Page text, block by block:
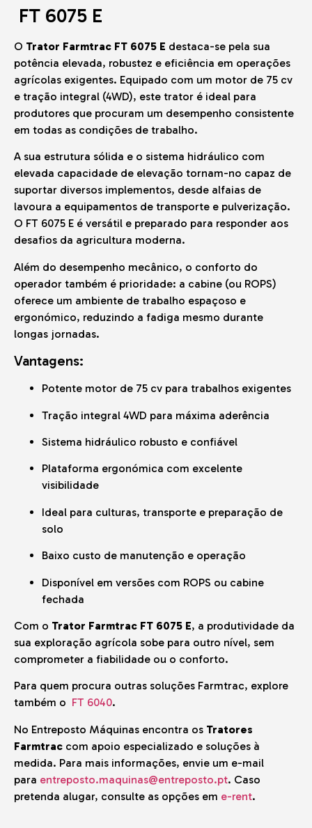
FT 6075 E
O Trator Farmtrac FT 6075 E destaca-se pela sua
potência elevada, robustez e eficiência em operações
agrícolas exigentes. Equipado com um motor de 75 cv
e tração integral (4WD), este trator é ideal para
produtores que procuram um desempenho consistente
em todas as condições de trabalho.
A sua estrutura sólida e o sistema hidráulico com
elevada capacidade de elevação tornam-no capaz de
suportar diversos implementos, desde alfaias de
lavoura a equipamentos de transporte e pulverização.
O FT 6075 E é versátil e preparado para responder aos
desafios da agricultura moderna.
Além do desempenho mecânico, o conforto do
operador também é prioridade: a cabine (ou ROPS)
oferece um ambiente de trabalho espaçoso e
ergonómico, reduzindo a fadiga mesmo durante
longas jornadas.
Vantagens:
Potente motor de 75 cv para trabalhos exigentes
Tração integral 4WD para máxima aderência
Sistema hidráulico robusto e confiável
Plataforma ergonómica com excelente
visibilidade
Ideal para culturas, transporte e preparação de
solo
Baixo custo de manutenção e operação
Disponível em versões com ROPS ou cabine
fechada
Com o Trator Farmtrac FT 6075 E, a produtividade da
sua exploração agrícola sobe para outro nível, sem
comprometer a fiabilidade ou o conforto.
Para quem procura outras soluções Farmtrac, explore
também o FT 6040.
No Entreposto Máquinas encontra os Tratores
Farmtrac com apoio especializado e soluções à
medida. Para mais informações, envie um e-mail
para entreposto.maquinas@entreposto.pt. Caso
pretenda alugar, consulte as opções em e-rent.